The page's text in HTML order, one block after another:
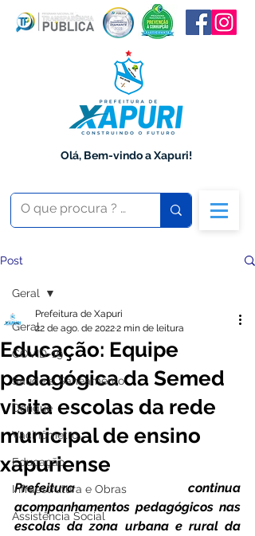
Olá, Bem-vindo a Xapuri!
Post
Geral
COVID-19
Saúde e Saneamento
Dengue
Vacinômetro
Educação
Infraestrutura e Obras
Assistência Social
Geral
Educação: Equipe
pedagógica da Semed
visita escolas da rede
municipal de ensino
xapuriense
Prefeitura de Xapuri
22 de ago. de 20222 min de leitura
Prefeitura continua
acompanhamentos pedagógicos nas
escolas da zona urbana e rural da